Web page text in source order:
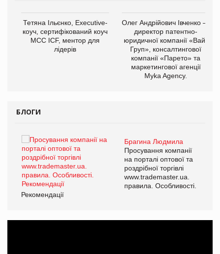
Тетяна Ільєнко, Executive-
коуч, сертифікований коуч
МСС ICF, ментор для
лідерів
Олег Андрійович Івченко —
директор патентно-
юридичної компанії «Вайз
Груп», консалтингової
компанії «Парето» та
маркетингової агенції
Myka Agency.
БЛОГИ
Брагина Людмила
Просування компанії
на порталі оптової та
роздрібної торгівлі
www.trademaster.ua.
правила. Особливості.
Рекомендації